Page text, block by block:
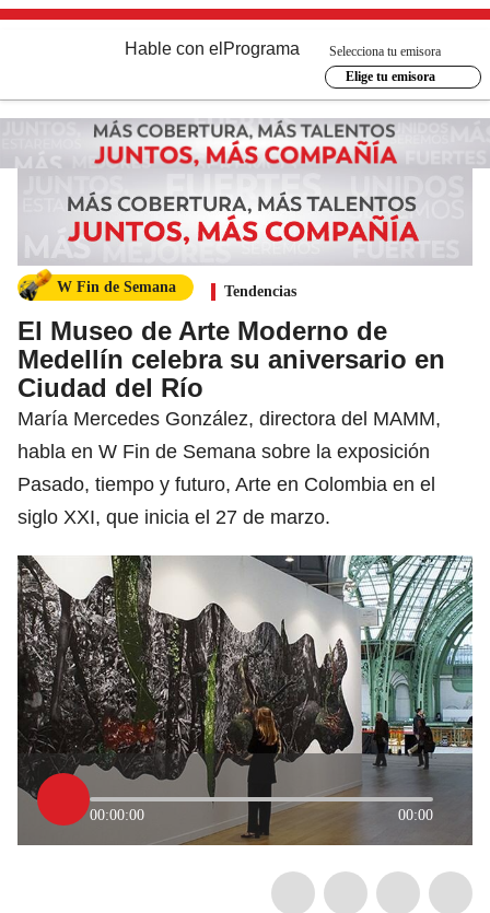
Hable con el Programa
Selecciona tu emisora
Elige tu emisora
W Fin de Semana Tendencias
El Museo de Arte Moderno de
Medellín celebra su aniversario en
Ciudad del Río
María Mercedes González, directora del MAMM,
habla en W Fin de Semana sobre la exposición
Pasado, tiempo y futuro, Arte en Colombia en el
siglo XXI, que inicia el 27 de marzo.
00:00:00 00:00